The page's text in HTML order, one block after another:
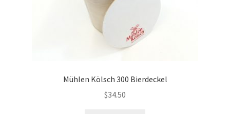
Mühlen Kölsch 300 Bierdeckel
$34.50